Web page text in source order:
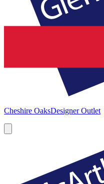
Cheshire OaksDesigner Outlet